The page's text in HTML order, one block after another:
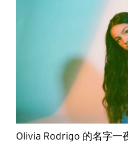
Olivia Rodrigo 的名字一